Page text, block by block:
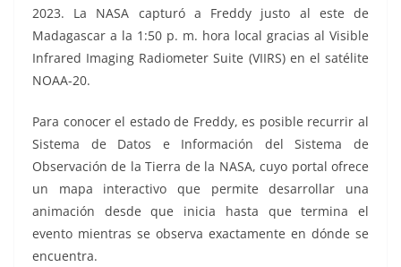
2023. La NASA capturó a Freddy justo al este de
Madagascar a la 1:50 p. m. hora local gracias al Visible
Infrared Imaging Radiometer Suite (VIIRS) en el satélite
NOAA-20.
Para conocer el estado de Freddy, es posible recurrir al
Sistema de Datos e Información del Sistema de
Observación de la Tierra de la NASA, cuyo portal ofrece
un mapa interactivo que permite desarrollar una
animación desde que inicia hasta que termina el
evento mientras se observa exactamente en dónde se
encuentra.